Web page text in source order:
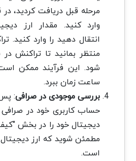
مرحله قبل دریافت کردید،
وارد کنید. مقدار ارز
انتقال دهید را وارد کنید.
منتظر بمانید تا تراکنش
شود. این فرآیند ممکن
ساعت زمان ببرد.
بررسی موجودی در صرافی:
حساب کاربری خود در صرافی
دیجیتال خود را در بخش
مطمئن شوید که ارز
است.